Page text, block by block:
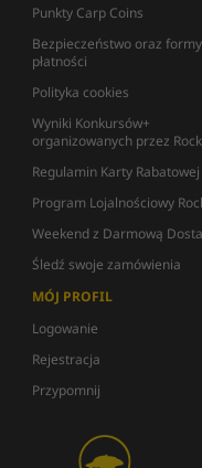
Punkty Carp Coins
Bezpieczeństwo oraz formy
płatności
Polityka cookies
Wyniki Konkursów+
organizowanych przez
Regulamin Karty Rabatowej
Program Lojalnościowy
Weekend z Darmową
Śledź swoje zamówienia
MÓJ PROFIL
Logowanie
Rejestracja
Przypomnij